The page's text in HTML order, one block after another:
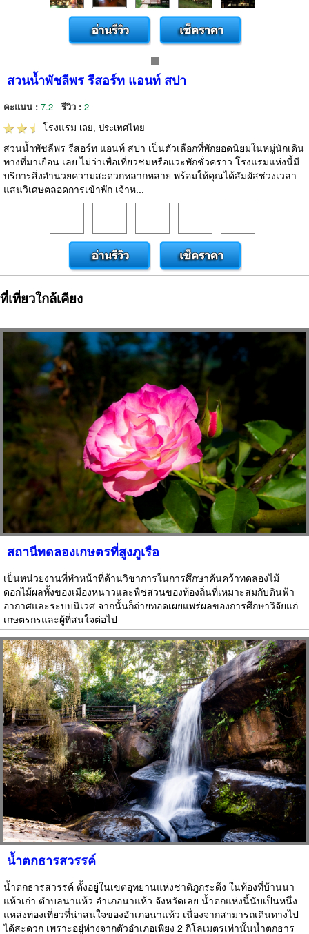
สวนน้ำพัชลีพร รีสอร์ท แอนท์ สปา
คะแนน : 7.2 รีวิว : 2
โรงแรม เลย, ประเทศไทย
สวนน้ำพัชลีพร รีสอร์ท แอนท์ สปา เป็นตัวเลือกที่พักยอดนิยมในหมู่นักเดิน
ทางที่มาเยือน เลย ไม่ว่าเพื่อเที่ยวชมหรือแวะพักชั่วคราว โรงแรมแห่งนี้มี
บริการสิ่งอำนวยความสะดวกหลากหลาย พร้อมให้คุณได้สัมผัสช่วงเวลา
แสนวิเศษตลอดการเข้าพัก เจ้าห...
ที่เที่ยวใกล้เคียง
สถานีทดลองเกษตรที่สูงภูเรือ
เป็นหน่วยงานที่ทำหน้าที่ด้านวิชาการในการศึกษาค้นคว้าทดลองไม้
ดอกไม้ผลทั้งของเมืองหนาวและพืชสวนของท้องถิ่นที่เหมาะสมกับดินฟ้า
อากาศและระบบนิเวศ จากนั้นก็ถ่ายทอดเผยแพร่ผลของการศึกษาวิจัยแก่
เกษตรกรและผู้ที่สนใจต่อไป
น้ำตกธารสวรรค์
น้ำตกธารสวรรค์ ตั้งอยู่ในเขตอุทยานแห่งชาติภูกระดึง ในท้องที่บ้านนา
แห้วเก่า ตำบลนาแห้ว อำเภอนาแห้ว จังหวัดเลย น้ำตกแห่งนี้นับเป็นหนึ่ง
แหล่งท่องเที่ยวที่น่าสนใจของอำเภอนาแห้ว เนื่องจากสามารถเดินทางไป
ได้สะดวก เพราะอยู่ห่างจากตัวอำเภอเพียง 2 กิโลเมตรเท่านั้นน้ำตกธาร